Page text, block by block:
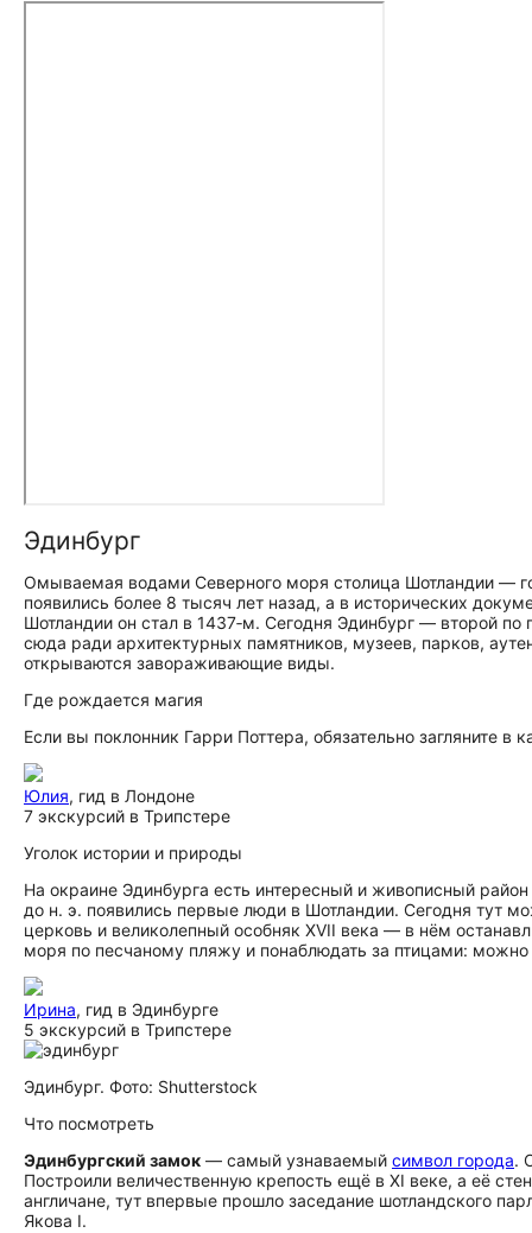
Эдинбург
Омываемая водами Северного моря столица Шотландии —
появились более 8 тысяч лет назад, а в исторических
Шотландии он стал в 1437‑м. Сегодня Эдинбург — второй
сюда ради архитектурных памятников, музеев, парков,
открываются завораживающие виды.
Где рождается магия
Если вы поклонник Гарри Поттера, обязательно загляните
Юлия, гид в Лондоне
7 экскурсий в Трипстере
Уголок истории и природы
На окраине Эдинбурга есть интересный и живописный
до н. э. появились первые люди в Шотландии. Сегодня тут
церковь и великолепный особняк XVII века — в нём
моря по песчаному пляжу и понаблюдать за птицами: можно
Ирина, гид в Эдинбурге
5 экскурсий в Трипстере
Эдинбург. Фото: Shutterstock
Что посмотреть
Эдинбургский замок — самый узнаваемый символ города.
Построили величественную крепость ещё в XI веке, а её
англичане, тут впервые прошло заседание шотландского
Якова I.